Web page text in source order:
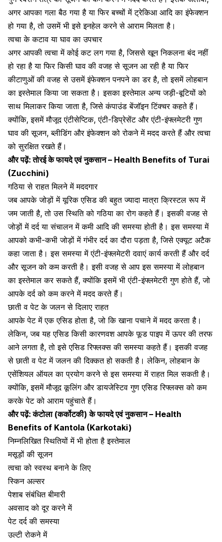
अगर आपका गला बैठ गया है या फिर बच्चों में ट्रेकिआ आदि का इंफेक्शन
हो गया है, तो उसमें भी इसे इनहेल करने से आराम मिलता है।
त्वचा के कटाव या घाव का उपचार
अगर आपकी त्वचा में कोई कट लग गया है, जिससे खून निकलना बंद नहीं
हो रहा है या फिर किसी घाव की वजह से सूजन आ रही है या फिर
कीटाणुओं की वजह से उसमें इंफेक्शन पनपने का डर है, तो इसमें लोहबान
का इस्तेमाल किया जा सकता है। इसका इस्तेमाल अन्य जड़ी-बूटियों को
साथ मिलाकर किया जाता है, जिसे कंपाउंड बेंजॉइन टिंक्चर कहते हैं।
क्योंकि, इसमें मौजूद एंटीसेप्टिक, एंटी-डिप्रेसेंट और एंटी-इंफ्लमेटरी गुण
घाव की सूजन, ब्लीडिंग और इंफेक्शन को रोकने में मदद करते हैं और त्वचा
को सुरक्षित रखते हैं।
और पढ़ें:तोरई के फायदे एवं नुकसान – Health Benefits of Turai
(Zucchini)
गठिया से राहत मिलने में मददगार
जब आपके जोड़ों में यूरिक एसिड की बहुत ज्यादा मात्रा क्रिस्टल रूप में
जम जाती है, तो उस स्थिति कोगठिया का रोगकहते हैं। इसकी वजह से
जोड़ों में दर्द या संचालन में कमी आदि की समस्या होती है। इस समस्या में
आपको कभी-कभी जोड़ों में गंभीर दर्द का दौरा पड़ता है, जिसे एक्यूट अटैक
कहा जाता है। इस समस्या में एंटी-इंफ्लमेटरी दवाएं कार्य करती हैं और दर्द
और सूजन को कम करती है। इसी वजह से आप इस समस्या में लोहबान
का इस्तेमाल कर सकते हैं, क्योंकि इसमें भी एंटी-इंफ्लमेटरी गुण होते हैं, जो
आपके दर्द को कम करने में मदद करते हैं।
छाती व पेट के जलन से दिलाए राहत
आपके पेट में एक एसिड होता है, जो कि खाना पचाने में मदद करता है।
लेकिन, जब यह एसिड किसी कारणवश आपके फूड पाइप में ऊपर की तरफ
आने लगता है, तो इसे एसिड रिफ्लक्स की समस्या कहते हैं। इसकी वजह
से छाती वपेट में जलन की दिक्कतहो सकती है। लेकिन, लोहबान के
एसेंशियल ऑयल का प्रयोग करने से इस समस्या में राहत मिल सकती है।
क्योंकि, इसमें मौजूद कूलिंग और डायजेस्टिव गुण एसिड रिफ्लक्स को कम
करके पेट को आराम पहुंचाते हैं।
और पढ़ें:कंटोला (कर्कोटकी) के फायदे एवं नुकसान – Health
Benefits of Kantola (Karkotaki)
निम्नलिखित स्थितियों में भी होता है इस्तेमाल
मसूड़ों की सूजन
त्वचा को स्वस्थ बनाने के लिए
स्किन अल्सर
पेशाब संबंधित बीमारी
अवसाद को दूर करने में
पेट दर्द की समस्या
उल्टी रोकने में